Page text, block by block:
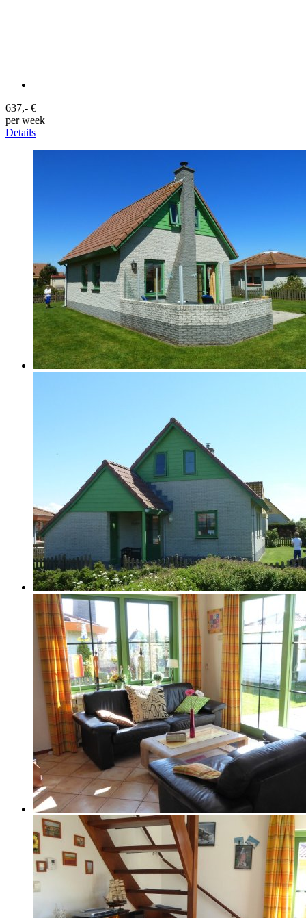
637,- €
per week
Details